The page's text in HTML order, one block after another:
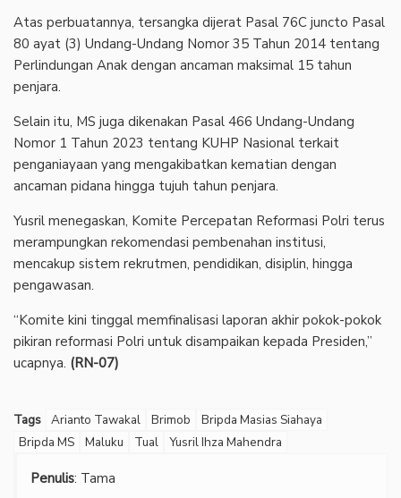
‎Atas perbuatannya, tersangka dijerat Pasal 76C juncto Pasal
80 ayat (3) Undang-Undang Nomor 35 Tahun 2014 tentang
Perlindungan Anak dengan ancaman maksimal 15 tahun
penjara.
‎Selain itu, MS juga dikenakan Pasal 466 Undang-Undang
Nomor 1 Tahun 2023 tentang KUHP Nasional terkait
penganiayaan yang mengakibatkan kematian dengan
ancaman pidana hingga tujuh tahun penjara.
‎Yusril menegaskan, Komite Percepatan Reformasi Polri terus
merampungkan rekomendasi pembenahan institusi,
mencakup sistem rekrutmen, pendidikan, disiplin, hingga
pengawasan.
‎“Komite kini tinggal memfinalisasi laporan akhir pokok-pokok
pikiran reformasi Polri untuk disampaikan kepada Presiden,”
ucapnya. (RN-07)
Tags Arianto Tawakal Brimob
Bripda Masias Siahaya
Bripda MS
Maluku Tual Yusril Ihza Mahendra
Penulis: Tama